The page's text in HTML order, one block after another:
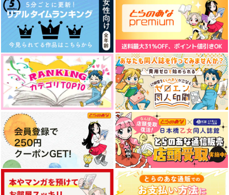
Party end,Dance Hall
.
argenteo
787 （税込）
ロイ×エドワード
サンプル
作品詳細
WORLDS END LA D
ANSE DANCE FALL
芥箱
777円（税込）
八乙女楽
サンプル
作品詳細
It's Okay.
LEMONADE.
572円（税込）
月永レオ×瀬名泉
サンプル
作品詳細